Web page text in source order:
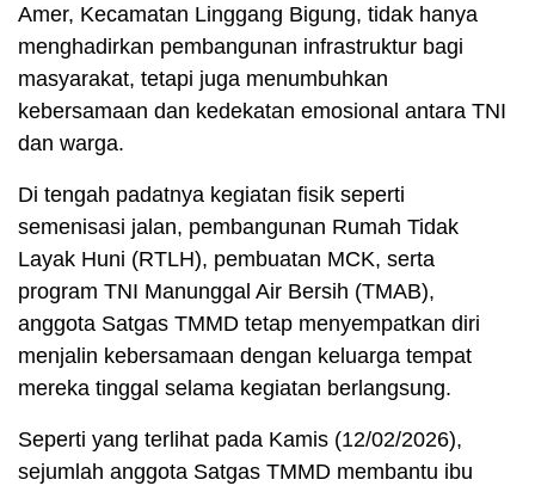
Amer, Kecamatan Linggang Bigung, tidak hanya
menghadirkan pembangunan infrastruktur bagi
masyarakat, tetapi juga menumbuhkan
kebersamaan dan kedekatan emosional antara TNI
dan warga.
Di tengah padatnya kegiatan fisik seperti
semenisasi jalan, pembangunan Rumah Tidak
Layak Huni (RTLH), pembuatan MCK, serta
program TNI Manunggal Air Bersih (TMAB),
anggota Satgas TMMD tetap menyempatkan diri
menjalin kebersamaan dengan keluarga tempat
mereka tinggal selama kegiatan berlangsung.
Seperti yang terlihat pada Kamis (12/02/2026),
sejumlah anggota Satgas TMMD membantu ibu